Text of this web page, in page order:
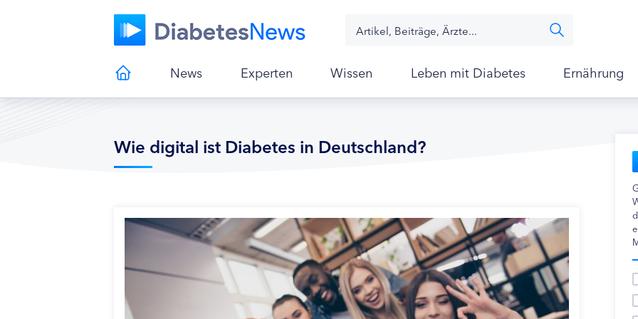
News Experten Wissen Leben mit Diabetes Ernährung
Wie digital ist Diabetes in Deutschland?